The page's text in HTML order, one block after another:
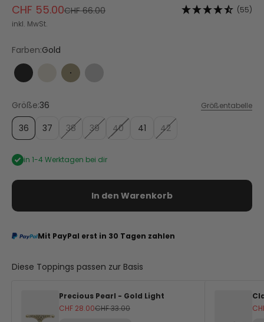
Angebot
CHF 55.00Regulärer Preis
CHF 66.00
(55)
inkl. MwSt.
Farben:Gold
Black CremaGold
Größe:36 Größentabelle
36 37 38 39 40 41 42
in 1-4 Werktagen bei dir
In den Warenkorb
Mit PayPal erst in 30 Tagen zahlen
Diese Toppings passen zur Basis
Precious Pearl - Gold Light
Angebot
CHF 28.00Regulärer Preis
CHF 33.00